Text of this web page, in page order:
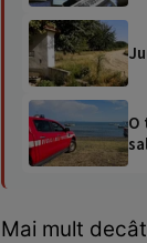
O
Mai mult